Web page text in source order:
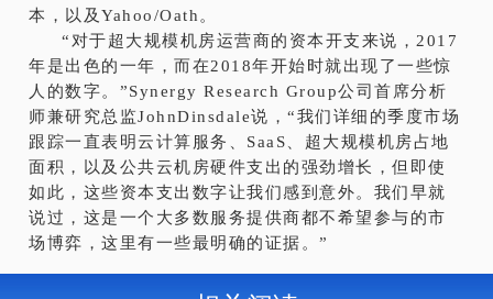
本，以及Yahoo/Oath。
“对于超大规模机房运营商的资本开支来说，2017
年是出色的一年，而在2018年开始时就出现了一些惊
人的数字。”Synergy Research Group公司首席分析
师兼研究总监JohnDinsdale说，“我们详细的季度市场
跟踪一直表明云计算服务、SaaS、超大规模机房占地
面积，以及公共云机房硬件支出的强劲增长，但即使
如此，这些资本支出数字让我们感到意外。我们早就
说过，这是一个大多数服务提供商都不希望参与的市
场博弈，这里有一些最明确的证据。”